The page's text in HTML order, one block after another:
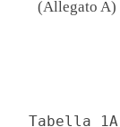
(Allegato A)
Allegato A 
 
 
Tabella 1A: Aiuti agli investimenti  in  attivi  materiali  e  attivi
            immateriali  nelle   aziende   agricole   connessi   alla
            produzione agricola primaria 
 
L'investimento riguarda attivi materiali o immateriali nelle  aziende
agricole connessi alla produzione agricola primaria per la produzione
di energia  rinnovabile  solare  (fotovoltaico).  Ove  richiesto  dal
beneficiario,  potranno   essere   altresi'   finanziati   interventi
collaterali tesi all'efficientamento energetico degli edifici. 
 
Devono essere rispettate le condizioni indicate ai punti 72 e da  134
a 142 degli Orientamenti dell'Unione europea per gli aiuti  di  Stato
nei settori agricolo e forestale e nelle zone rurali 2014-2020. 
 
L'investimento e' realizzato nelle aziende agricole  da  uno  o  piu'
Soggetti beneficiari e riguarda un bene materiale utilizzato da uno o
piu' Soggetti beneficiari. L'investimento deve perseguire almeno  uno
dei seguenti obiettivi: 
 
    a)  migliorare  le  prestazioni  globali  e   la   sostenibilita'
dell'azienda agricola, in  particolare  mediante  una  riduzione  dei
costi di produzione o  il  miglioramento  e  la  riconversione  della
produzione; 
    b) migliorare l'ambiente naturale o le condizioni di igiene e  di
benessere animale, purche' l'investimento in questione